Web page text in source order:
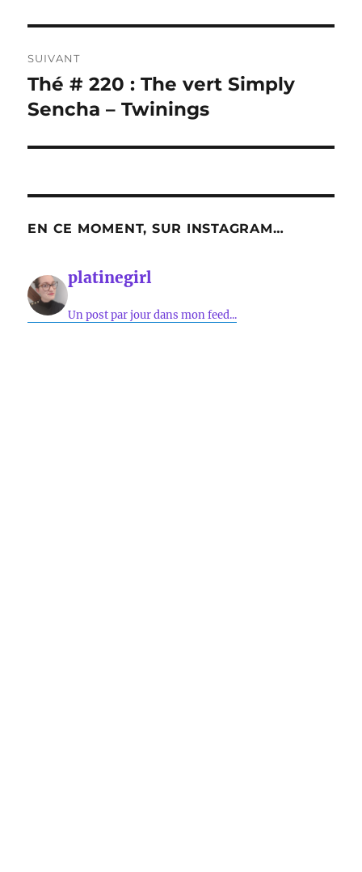
SUIVANT
Publication
suivante :
Thé # 220 : The vert Simply
Sencha – Twinings
EN CE MOMENT, SUR INSTAGRAM…
platinegirl
Un post par jour dans mon feed...